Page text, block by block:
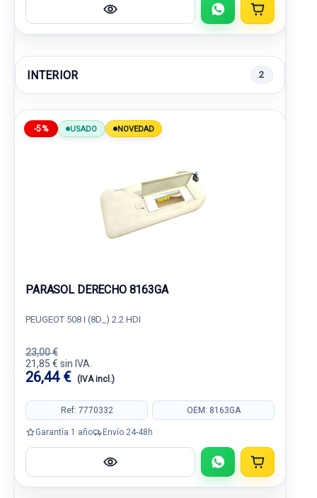
INTERIOR 2
-5% USADO NOVEDAD
PARASOL DERECHO 8163GA
PEUGEOT 508 I (8D_) 2.2 HDI
23,00 €
21,85 € sin IVA.
26,44 € (IVA incl.)
Ref: 7770332 OEM: 8163GA
Garantía 1 año Envío 24-48h